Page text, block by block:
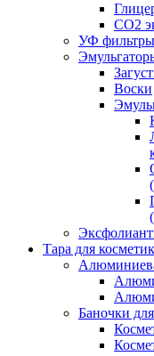
СО2
УФ фильтры
Воски
Тара для
Баночки